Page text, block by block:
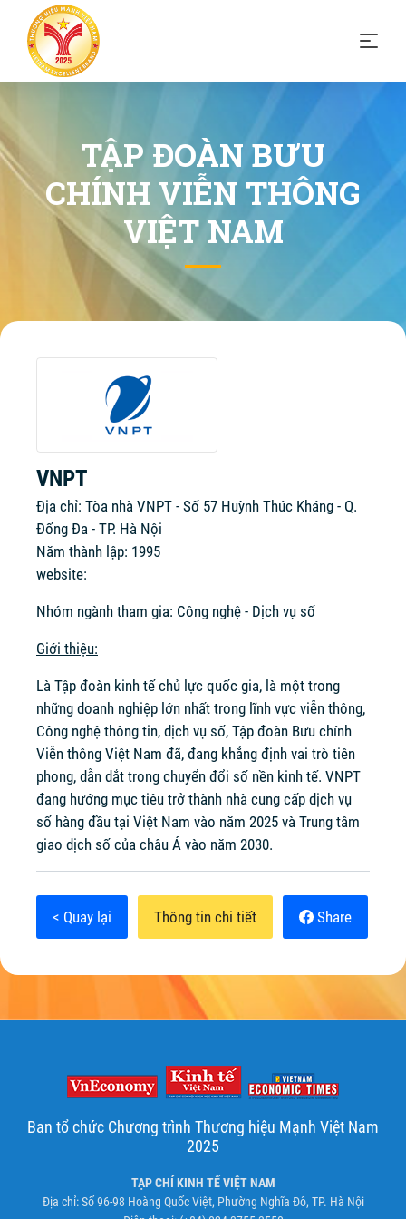
TẬP ĐOÀN BƯU
CHÍNH VIỄN THÔNG
VIỆT NAM
VNPT
Địa chỉ: Tòa nhà VNPT - Số 57 Huỳnh Thúc Kháng - Q.
Đống Đa - TP. Hà Nội
Năm thành lập: 1995
website:
Nhóm ngành tham gia: Công nghệ - Dịch vụ số
Giới thiệu:
Là Tập đoàn kinh tế chủ lực quốc gia, là một trong
những doanh nghiệp lớn nhất trong lĩnh vực viễn thông,
Công nghệ thông tin, dịch vụ số, Tập đoàn Bưu chính
Viễn thông Việt Nam đã, đang khẳng định vai trò tiên
phong, dẫn dắt trong chuyển đổi số nền kinh tế. VNPT
đang hướng mục tiêu trở thành nhà cung cấp dịch vụ
số hàng đầu tại Việt Nam vào năm 2025 và Trung tâm
giao dịch số của châu Á vào năm 2030.
< Quay lại Thông tin chi tiết Share
Ban tổ chức Chương trình Thương hiệu Mạnh Việt Nam
2025
TẠP CHÍ KINH TẾ VIỆT NAM
Địa chỉ: Số 96-98 Hoàng Quốc Việt, Phường Nghĩa Đô, TP. Hà Nội